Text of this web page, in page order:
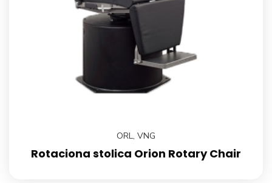
ORL, VNG
Rotaciona stolica Orion Rotary Chair